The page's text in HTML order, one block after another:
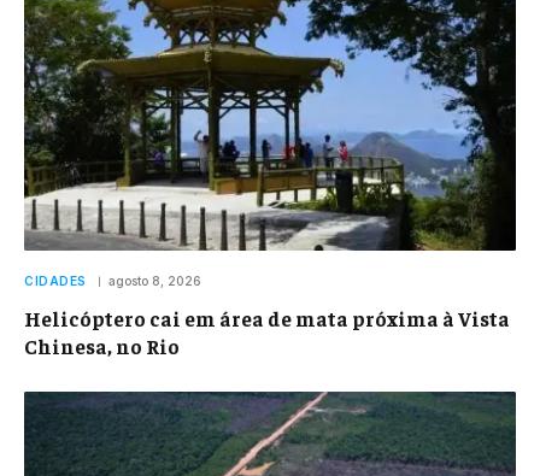
CIDADES agosto 8, 2026
Helicóptero cai em área de mata próxima à Vista
Chinesa, no Rio